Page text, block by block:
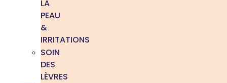
LA
PEAU
&
IRRITATIONS
SOIN
DES
LÈVRES